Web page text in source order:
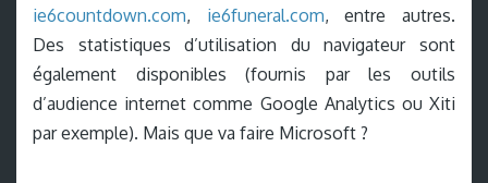
ie6countdown.com, ie6funeral.com, entre autres.
Des statistiques d’utilisation du navigateur sont
également disponibles (fournis par les outils
d’audience internet comme Google Analytics ou Xiti
par exemple). Mais que va faire Microsoft ?